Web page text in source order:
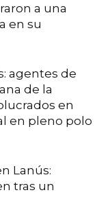
a una
en su
agentes de
de la
en
en pleno polo
Lanús:
tras un